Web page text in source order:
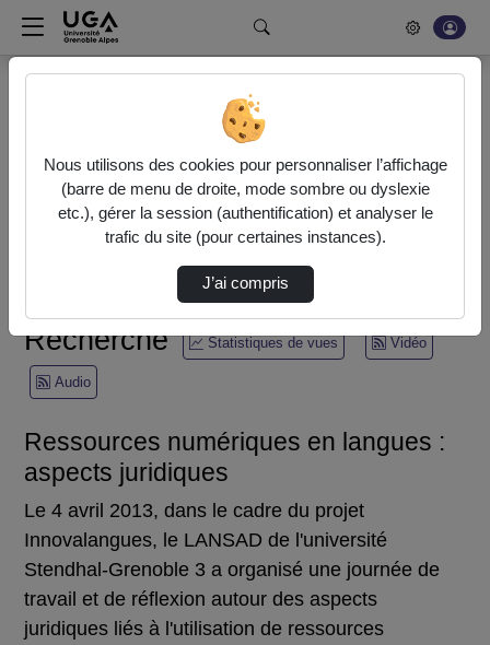
Rechercher un média sur POD
Bonjour, votre serveur vidéo a été mis à jour. Nous sommes
en train de finaliser son optimisation. L'encodage de vos
vidéos fonctionne (ne pas tenir compte du message d'erreur
actuel à la fin de votre encodage).
Ressources numériques en langues : aspects juridiques
Recherche Statistiques de vues Vidéo
Audio
Ressources numériques en langues :
aspects juridiques
Le 4 avril 2013, dans le cadre du projet
Innovalangues, le LANSAD de l'université
Stendhal-Grenoble 3 a organisé une journée de
travail et de réflexion autour des aspects
juridiques liés à l'utilisation de ressources
Nous utilisons des cookies pour personnaliser l’affichage
(barre de menu de droite, mode sombre ou dyslexie
etc.), gérer la session (authentification) et analyser le
trafic du site (pour certaines instances).
J’ai compris